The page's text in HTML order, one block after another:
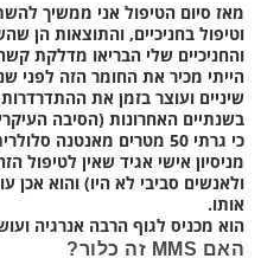
וטיפול בחניכיים, והתוצאות הן
והחניכיים שלי הבריאו מדלקת
שיניים ועוצר בזמן את
בשנתיים האחרונות (הסיבה
כי גרתי 50 מטרים מאנטנה סלולרית. ברחתי משם ברגע האחרון).
מניסיון אישי אגיד שאין לטיפול
ולאנשים סביבי לא היו) והוא
אותו.
הוא מכניס לגוף הרבה אנרגיה
האם MMS זה כלור?